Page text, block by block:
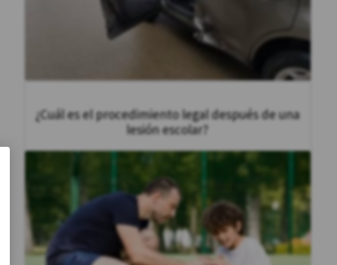
¿Cuál es el procedimiento legal después de una
lesión escolar?